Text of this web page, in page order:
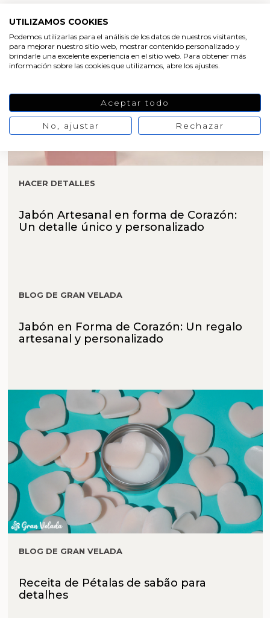
HACER DETALLES
Jabón Artesanal en forma de Corazón:
Un detalle único y personalizado
BLOG DE GRAN VELADA
Jabón en Forma de Corazón: Un regalo
artesanal y personalizado
BLOG DE GRAN VELADA
Receita de Pétalas de sabão para
detalhes
UTILIZAMOS COOKIES
Podemos utilizarlas para el análisis de los datos de nuestros visitantes,
para mejorar nuestro sitio web, mostrar contenido personalizado y
brindarle una excelente experiencia en el sitio web. Para obtener más
información sobre las cookies que utilizamos, abre los ajustes.
Aceptar todo
No, ajustar Rechazar